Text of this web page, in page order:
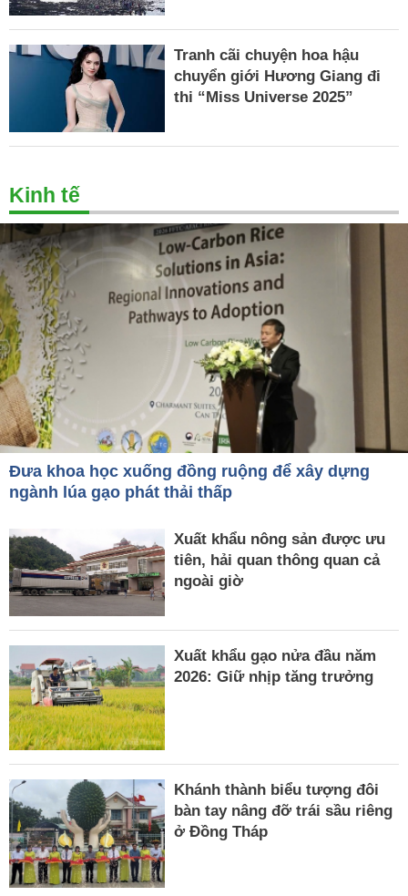
Tranh cãi chuyện hoa hậu
chuyển giới Hương Giang đi
thi “Miss Universe 2025”
Kinh tế
Đưa khoa học xuống đồng ruộng để xây dựng
ngành lúa gạo phát thải thấp
Xuất khẩu nông sản được ưu
tiên, hải quan thông quan cả
ngoài giờ
Xuất khẩu gạo nửa đầu năm
2026: Giữ nhịp tăng trưởng
Khánh thành biểu tượng đôi
bàn tay nâng đỡ trái sầu riêng
ở Đồng Tháp